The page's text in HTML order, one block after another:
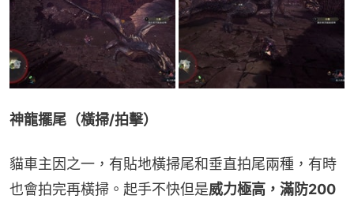
神龍擺尾（橫掃/拍擊）
貓車主因之一，有貼地橫掃尾和垂直拍尾兩種，有時
也會拍完再橫掃。起手不快但是威力極高，滿防200